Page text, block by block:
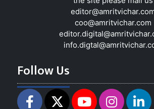
coo@amritvichar.com
Follow Us